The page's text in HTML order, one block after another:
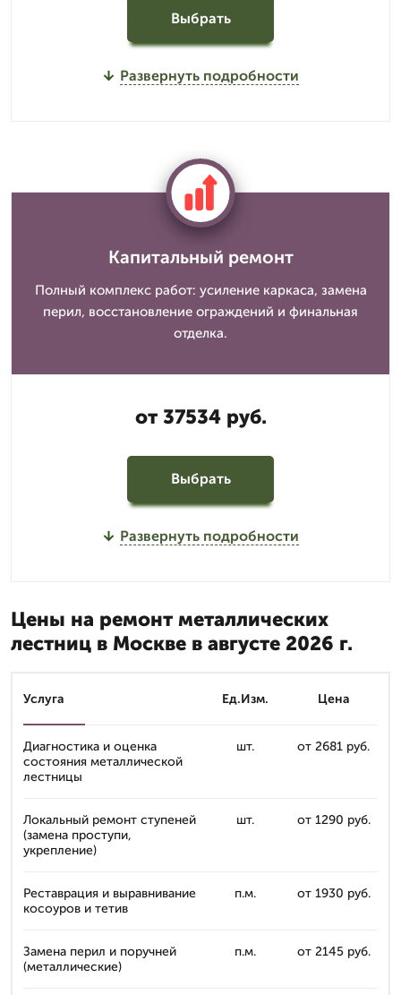
Выбрать
Развернуть подробности
Капитальный ремонт
Полный комплекс работ: усиление каркаса, замена
перил, восстановление ограждений и финальная
отделка.
от 37534 руб.
Выбрать
Развернуть подробности
Цены на ремонт металлических
лестниц в Москве в августе 2026 г.
Услуга Ед.Изм. Цена
Диагностика и оценка
состояния металлической
лестницы
шт. от 2681 руб.
Локальный ремонт ступеней
(замена проступи,
укрепление)
шт. от 1290 руб.
Реставрация и выравнивание
косоуров и тетив
п.м. от 1930 руб.
Замена перил и поручней
(металлические)
п.м. от 2145 руб.